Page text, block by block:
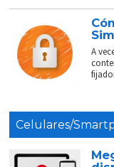
A
Celulares/